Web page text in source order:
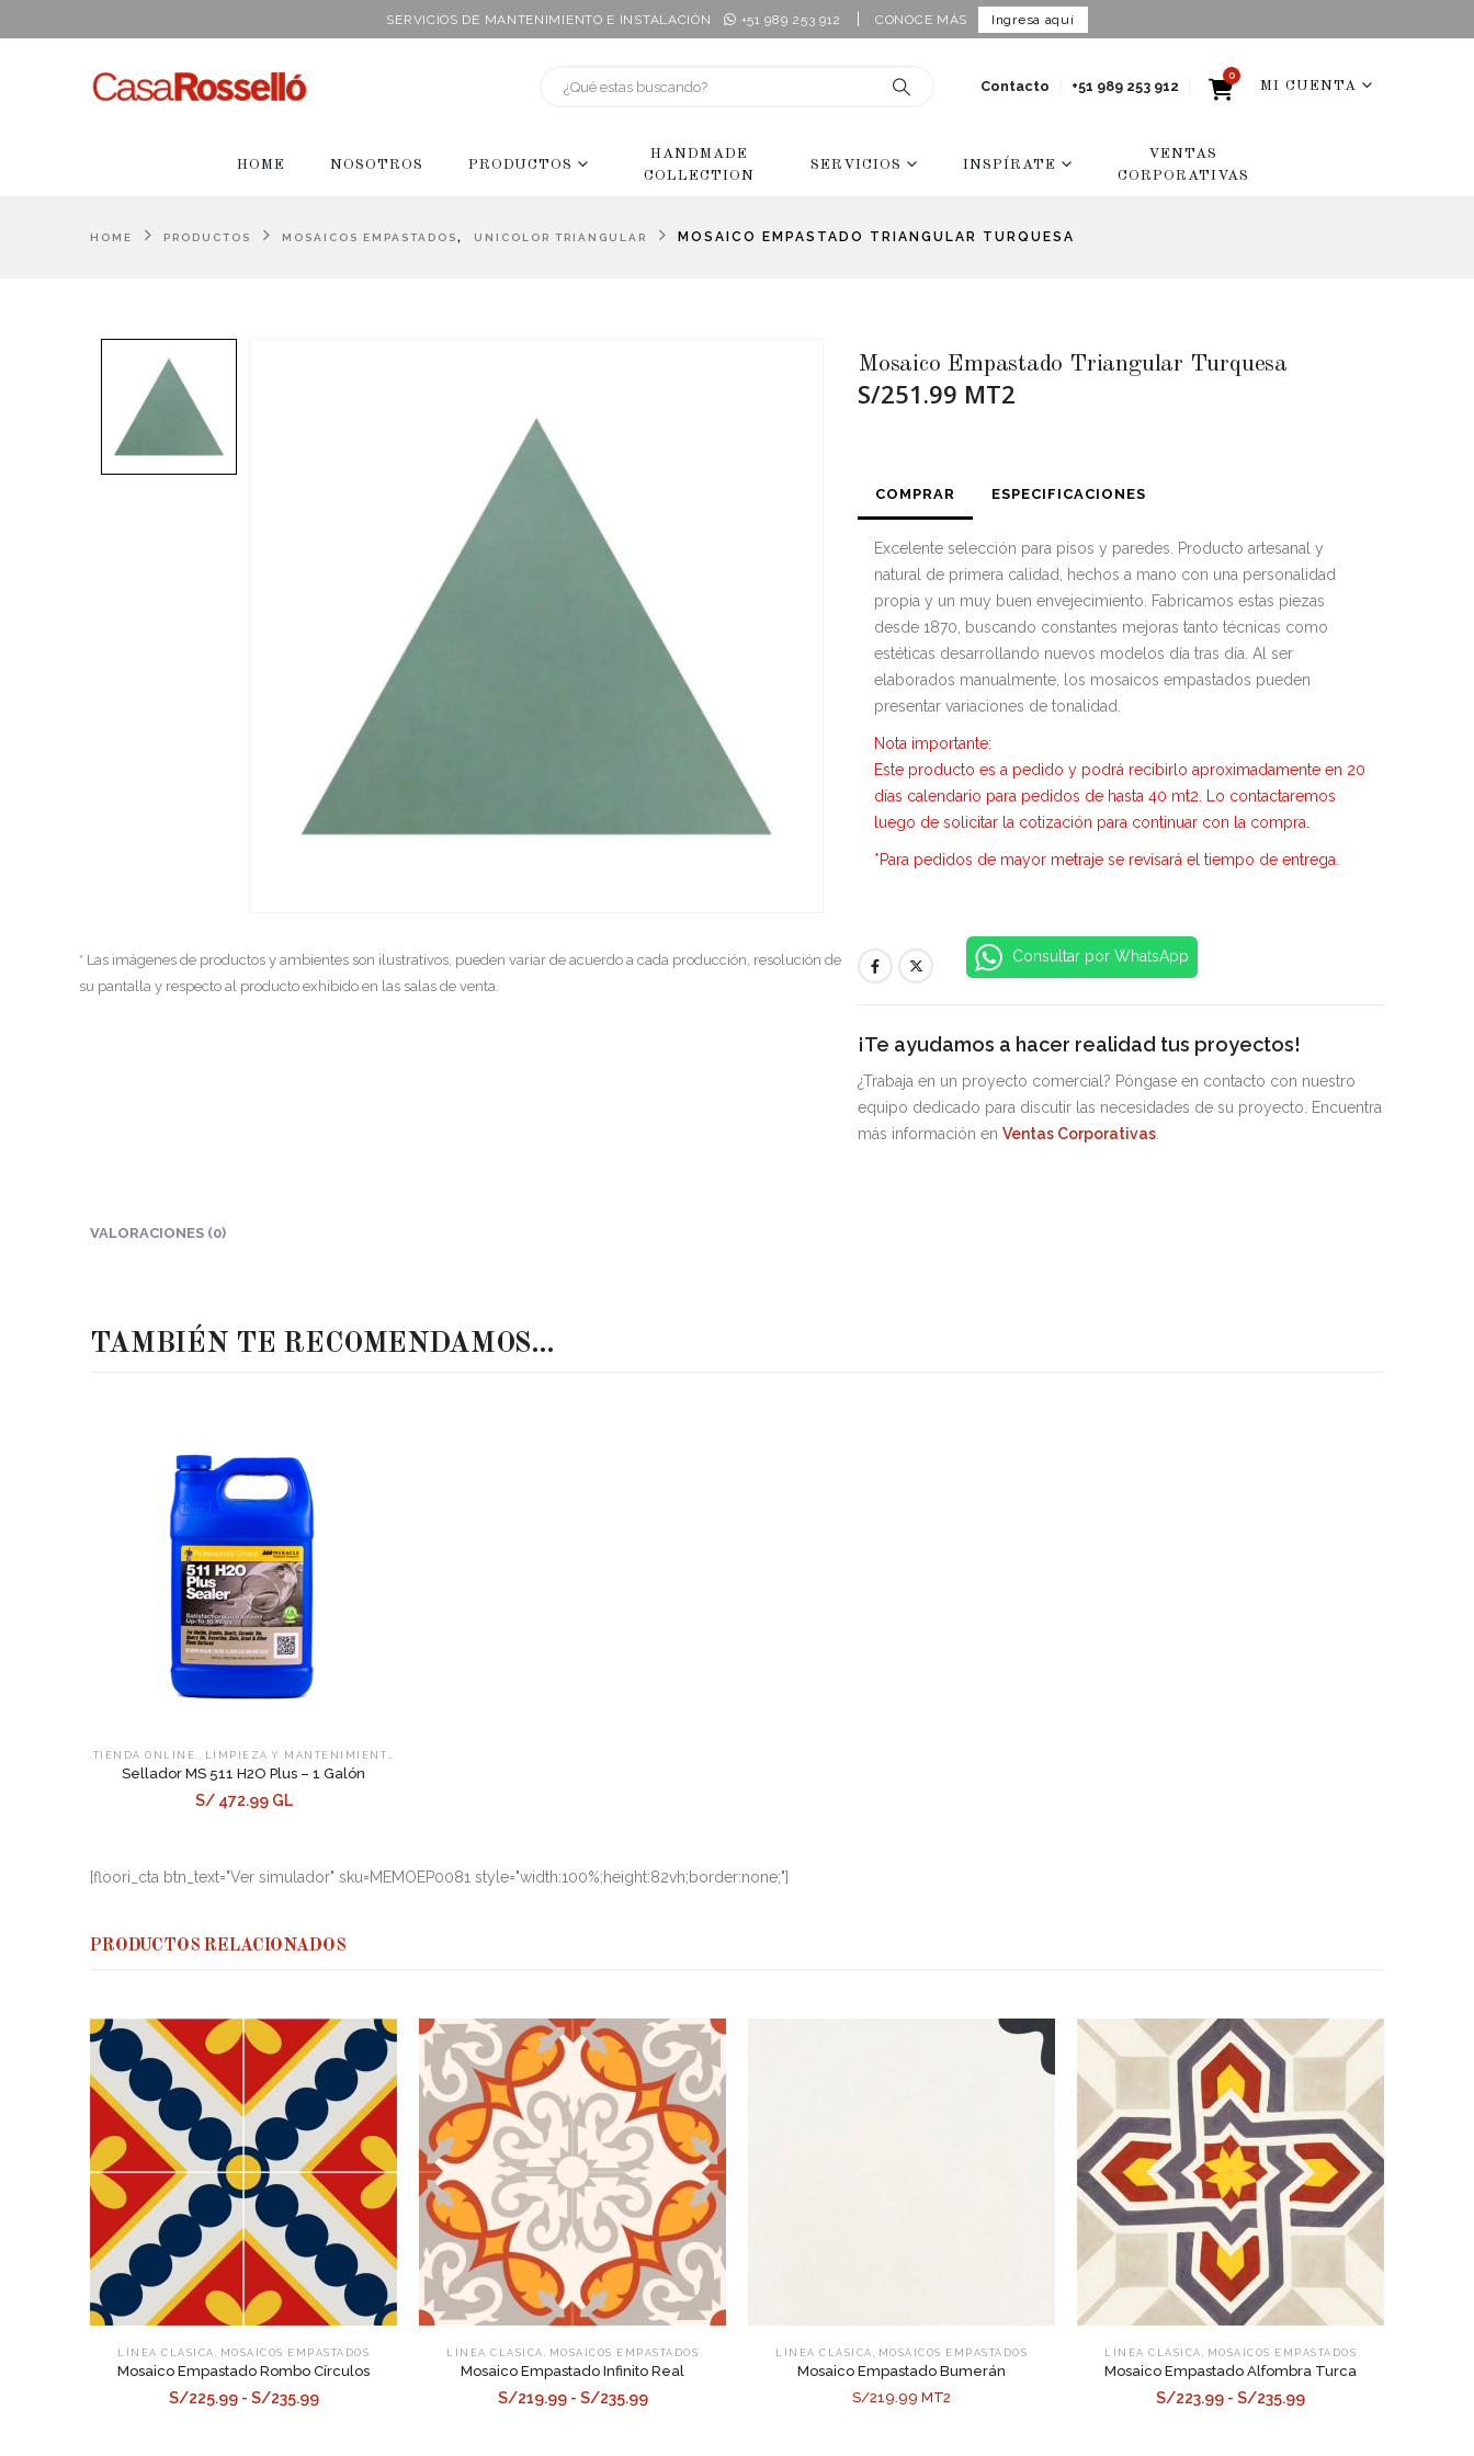
SERVICIOS DE MANTENIMIENTO E INSTALACIÓN +51 989 253 912 CONOCE MÁS Ingresa aquí
Contacto +51 989 253 912
0
MI CUENTA
HOME NOSOTROS PRODUCTOS
HANDMADE
COLLECTION
SERVICIOS INSPÍRATE
VENTAS
CORPORATIVAS
HOME PRODUCTOS MOSAICOS EMPASTADOS, UNICOLOR TRIANGULAR MOSAICO EMPASTADO TRIANGULAR TURQUESA
* Las imágenes de productos y ambientes son ilustrativos, pueden variar de acuerdo a cada producción, resolución de
su pantalla y respecto al producto exhibido en las salas de venta.
Mosaico Empastado Triangular Turquesa
S/251.99 MT2
COMPRAR ESPECIFICACIONES
Excelente selección para pisos y paredes. Producto artesanal y
natural de primera calidad, hechos a mano con una personalidad
propia y un muy buen envejecimiento. Fabricamos estas piezas
desde 1870, buscando constantes mejoras tanto técnicas como
estéticas desarrollando nuevos modelos día tras día. Al ser
elaborados manualmente, los mosaicos empastados pueden
presentar variaciones de tonalidad.
Nota importante:
Este producto es a pedido y podrá recibirlo aproximadamente en 20
días calendario para pedidos de hasta 40 mt2. Lo contactaremos
luego de solicitar la cotización para continuar con la compra.
*Para pedidos de mayor metraje se revisará el tiempo de entrega.
Consultar por WhatsApp
¡Te ayudamos a hacer realidad tus proyectos!
¿Trabaja en un proyecto comercial? Póngase en contacto con nuestro
equipo dedicado para discutir las necesidades de su proyecto. Encuentra
más información en Ventas Corporativas.
VALORACIONES (0)
TAMBIÉN TE RECOMENDAMOS…
.TIENDA ONLINE. , LIMPIEZA Y MANTENIMIENTO
Sellador MS 511 H2O Plus – 1 Galón
S/ 472.99 GL
[floori_cta btn_text="Ver simulador" sku=MEMOEP0081 style="width:100%;height:82vh;border:none;"]
PRODUCTOS RELACIONADOS
LÍNEA CLÁSICA , MOSAICOS EMPASTADOS
Mosaico Empastado Rombo Círculos
S/225.99 - S/235.99
LÍNEA CLÁSICA , MOSAICOS EMPASTADOS
Mosaico Empastado Infinito Real
S/219.99 - S/235.99
LÍNEA CLÁSICA , MOSAICOS EMPASTADOS
Mosaico Empastado Bumerán
S/219.99 MT2
LÍNEA CLÁSICA , MOSAICOS EMPASTADOS
Mosaico Empastado Alfombra Turca
S/223.99 - S/235.99